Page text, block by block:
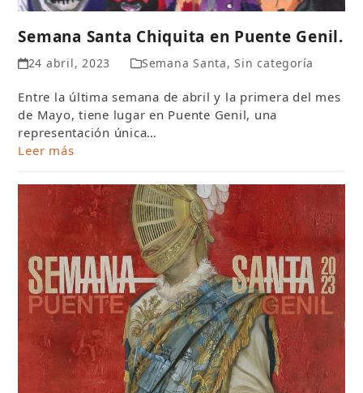
Semana Santa Chiquita en Puente Genil.
24 abril, 2023 Semana Santa,Sin categoría
Entre la última semana de abril y la primera del mes
de Mayo, tiene lugar en Puente Genil, una
representación única…
Leer más